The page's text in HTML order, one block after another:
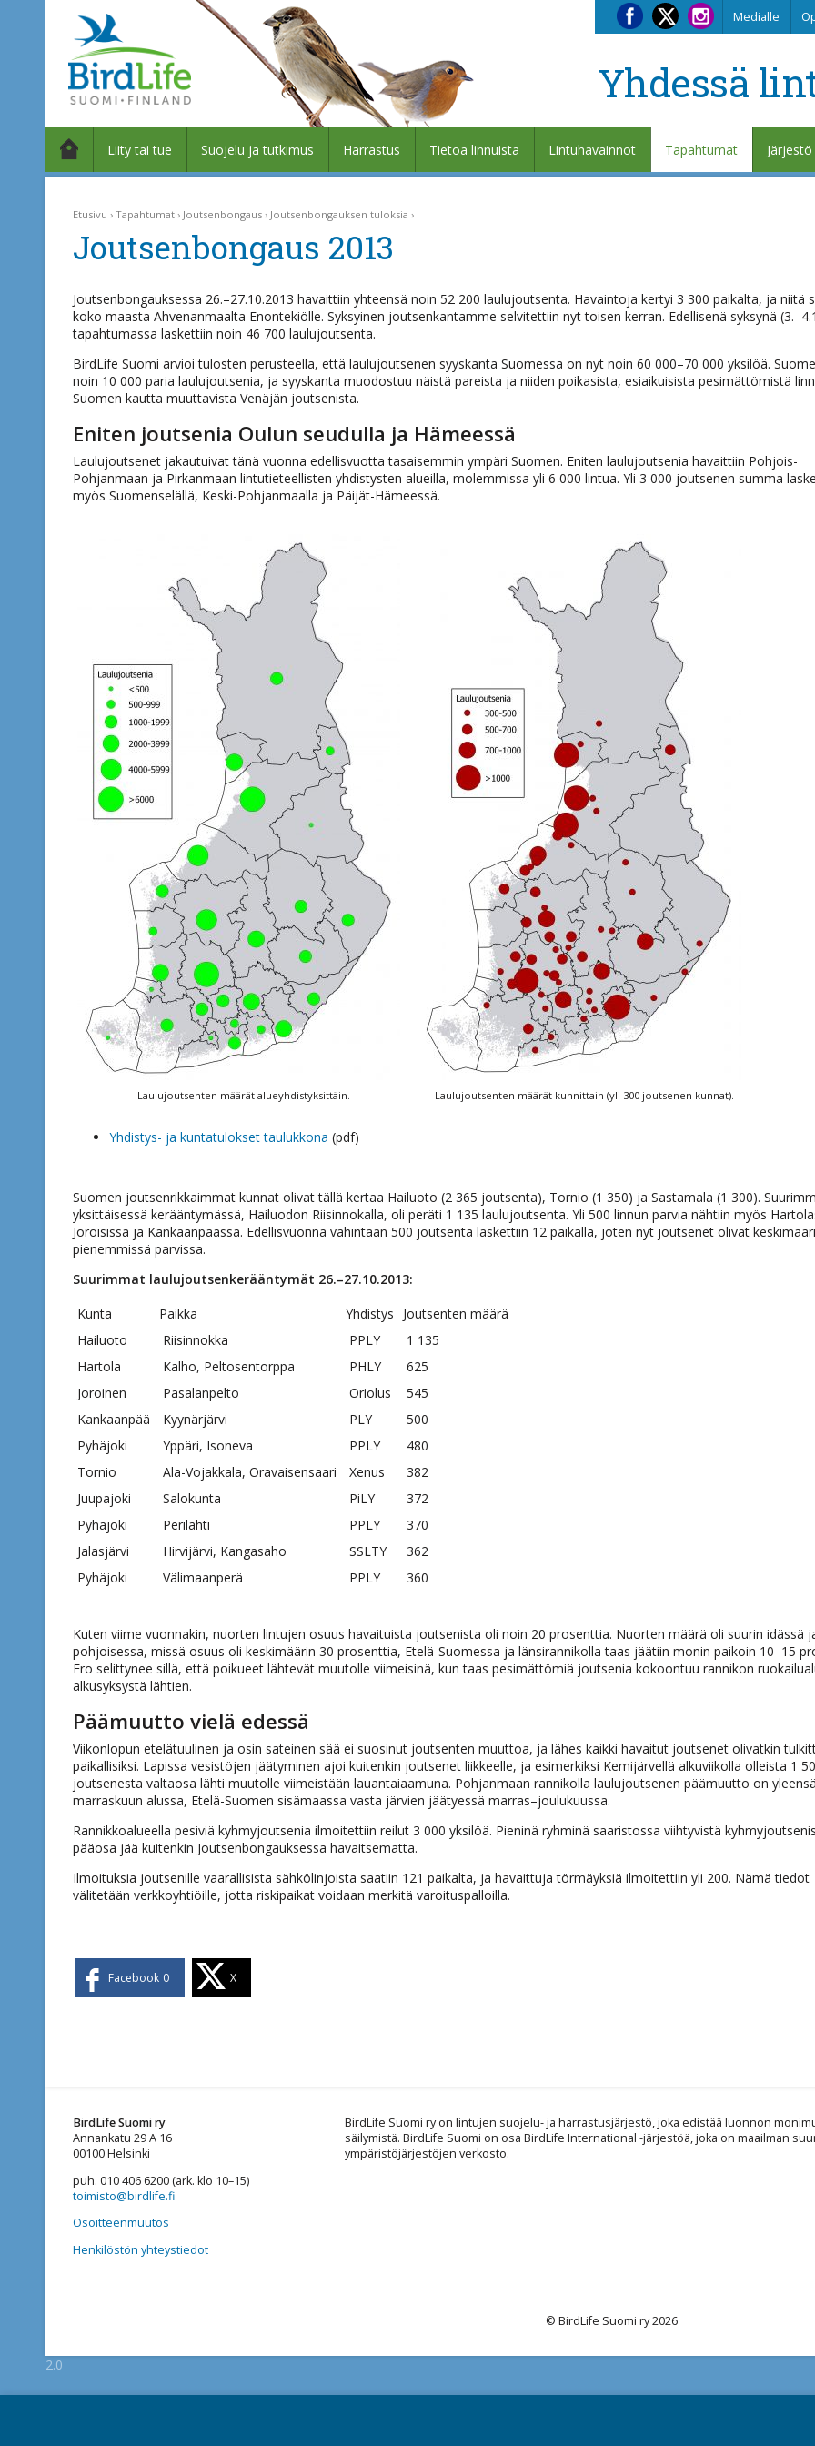
Medialle
Yhdessä
Liity tai tue Suojelu ja tutkimus Harrastus Tietoa linnuista Lintuhavainnot Tapahtumat Järjestö
Etusivu Tapahtumat Joutsenbongaus Joutsenbongauksen tuloksia
Joutsenbongaus 2013
Joutsenbongauksessa 26.–27.10.2013 havaittiin yhteensä noin 52 200 laulujoutsenta. Havaintoja kertyi 3 300 paikalta, ja niitä
koko maasta Ahvenanmaalta Enontekiölle. Syksyinen joutsenkantamme selvitettiin nyt toisen kerran. Edellisenä syksynä
tapahtumassa laskettiin noin 46 700 laulujoutsenta.
BirdLife Suomi arvioi tulosten perusteella, että laulujoutsenen syyskanta Suomessa on nyt noin 60 000–70 000 yksilöä.
noin 10 000 paria laulujoutsenia, ja syyskanta muodostuu näistä pareista ja niiden poikasista, esiaikuisista pesimättömistä
Suomen kautta muuttavista Venäjän joutsenista.
Eniten joutsenia Oulun seudulla ja Hämeessä
Laulujoutsenet jakautuivat tänä vuonna edellisvuotta tasaisemmin ympäri Suomen. Eniten laulujoutsenia havaittiin Pohjois-
Pohjanmaan ja Pirkanmaan lintutieteellisten yhdistysten alueilla, molemmissa yli 6 000 lintua. Yli 3 000 joutsenen summa
myös Suomenselällä, Keski-Pohjanmaalla ja Päijät-Hämeessä.
Laulujoutsenten määrät alueyhdistyksittäin. Laulujoutsenten määrät kunnittain (yli 300 joutsenen kunnat).
Yhdistys- ja kuntatulokset taulukkona (pdf)
Suomen joutsenrikkaimmat kunnat olivat tällä kertaa Hailuoto (2 365 joutsenta), Tornio (1 350) ja Sastamala (1 300).
yksittäisessä kerääntymässä, Hailuodon Riisinnokalla, oli peräti 1 135 laulujoutsenta. Yli 500 linnun parvia nähtiin myös
Joroisissa ja Kankaanpäässä. Edellisvuonna vähintään 500 joutsenta laskettiin 12 paikalla, joten nyt joutsenet olivat
pienemmissä parvissa.
Suurimmat laulujoutsenkerääntymät 26.–27.10.2013:
Kunta
Paikka Yhdistys
Joutsenten määrä
Hailuoto
Riisinnokka PPLY
1 135
Hartola
Kalho, Peltosentorppa PHLY
625
Joroinen
Pasalanpelto Oriolus
545
Kankaanpää
Kyynärjärvi PLY
500
Pyhäjoki
Yppäri, Isoneva PPLY
480
Tornio
Ala-Vojakkala, Oravaisensaari Xenus
382
Juupajoki
Salokunta PiLY
372
Pyhäjoki
Perilahti PPLY
370
Jalasjärvi
Hirvijärvi, Kangasaho SSLTY
362
Pyhäjoki
Välimaanperä PPLY 360
Kuten viime vuonnakin, nuorten lintujen osuus havaituista joutsenista oli noin 20 prosenttia. Nuorten määrä oli suurin idässä
pohjoisessa, missä osuus oli keskimäärin 30 prosenttia, Etelä-Suomessa ja länsirannikolla taas jäätiin monin paikoin 10–15
Ero selittynee sillä, että poikueet lähtevät muutolle viimeisinä, kun taas pesimättömiä joutsenia kokoontuu rannikon
alkusyksystä lähtien.
Päämuutto vielä edessä
Viikonlopun etelätuulinen ja osin sateinen sää ei suosinut joutsenten muuttoa, ja lähes kaikki havaitut joutsenet olivatkin
paikallisiksi. Lapissa vesistöjen jäätyminen ajoi kuitenkin joutsenet liikkeelle, ja esimerkiksi Kemijärvellä alkuviikolla olleista 1
joutsenesta valtaosa lähti muutolle viimeistään lauantaiaamuna. Pohjanmaan rannikolla laulujoutsenen päämuutto on
marraskuun alussa, Etelä-Suomen sisämaassa vasta järvien jäätyessä marras–joulukuussa.
Rannikkoalueella pesiviä kyhmyjoutsenia ilmoitettiin reilut 3 000 yksilöä. Pieninä ryhminä saaristossa viihtyvistä
pääosa jää kuitenkin Joutsenbongauksessa havaitsematta.
Ilmoituksia joutsenille vaarallisista sähkölinjoista saatiin 121 paikalta, ja havaittuja törmäyksiä ilmoitettiin yli 200. Nämä tiedot
välitetään verkkoyhtiöille, jotta riskipaikat voidaan merkitä varoituspalloilla.
Facebook 0 X
BirdLife Suomi ry
Annankatu 29 A 16
00100 Helsinki
puh. 010 406 6200 (ark. klo 10–15)
toimisto@birdlife.fi
Osoitteenmuutos
Henkilöstön yhteystiedot
BirdLife Suomi ry on lintujen suojelu- ja harrastusjärjestö, joka edistää luonnon
säilymistä. BirdLife Suomi on osa BirdLife International -järjestöä, joka on maailman
ympäristöjärjestöjen verkosto.
© BirdLife Suomi ry 2026
2.0